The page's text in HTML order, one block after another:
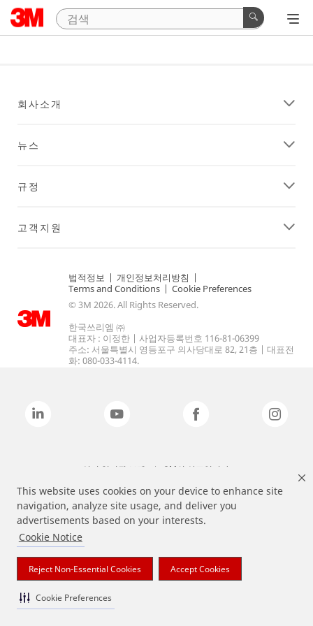
This website uses cookies on your device to enhance site
navigation, analyze site usage, and deliver you
advertisements based on your interests.
Cookie Notice
Reject Non-Essential Cookies Accept Cookies
Cookie Preferences
회사소개
뉴스
규정
고객지원
법적정보 | 개인정보처리방침 |
Terms and Conditions | Cookie Preferences
© 3M 2026. All Rights Reserved.
한국쓰리엠 ㈜
대표자 : 이정한 | 사업자등록번호 116-81-06399
주소: 서울특별시 영등포구 의사당대로 82, 21층 | 대표전
화: 080-033-4114.
상기 열거된 브랜드는 3M의 상표입니다.